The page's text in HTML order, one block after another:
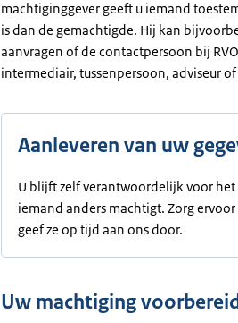
machtiginggever geeft u iemand
is dan de gemachtigde. Hij kan
aanvragen of de contactpersoon bij
intermediair, tussenpersoon, adviseur
Aanleveren van uw
U blijft zelf verantwoordelijk voor het
iemand anders machtigt. Zorg
geef ze op tijd aan ons door.
Uw machtiging